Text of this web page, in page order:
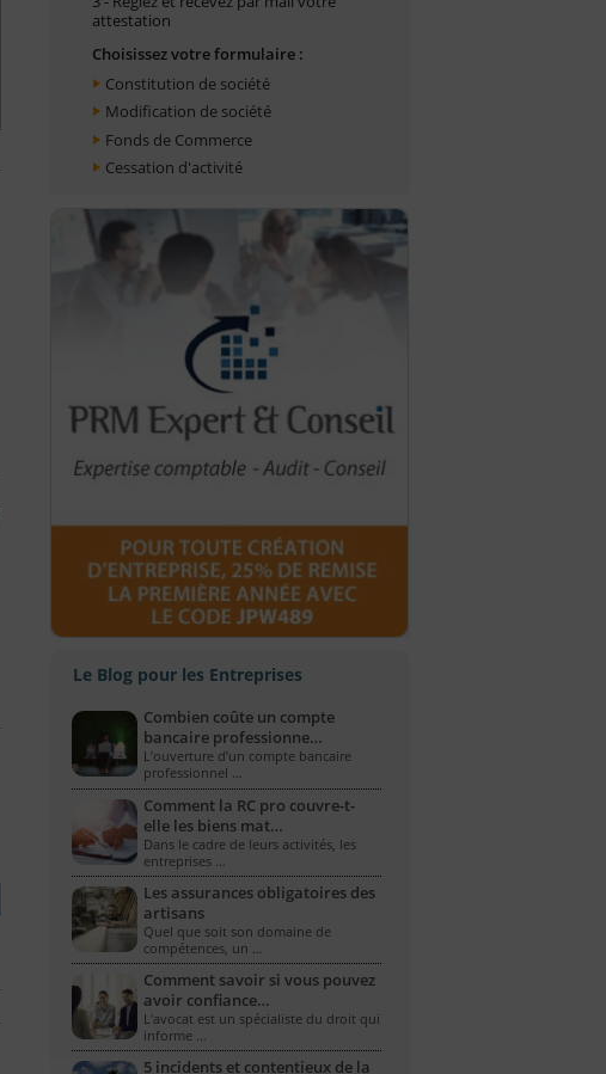
attestation
Choisissez votre formulaire :
Constitution de société
Modification de société
Fonds de Commerce
Cessation d'activité
Le Blog pour les Entreprises
Combien coûte un compte
bancaire professionne…
L’ouverture d’un compte bancaire
professionnel …
Comment la RC pro couvre-t-
elle les biens mat…
Dans le cadre de leurs activités, les
entreprises …
Les assurances obligatoires des
artisans
Quel que soit son domaine de
compétences, un …
Comment savoir si vous pouvez
avoir confiance…
L'avocat est un spécialiste du droit qui
informe …
5 incidents et contentieux de la